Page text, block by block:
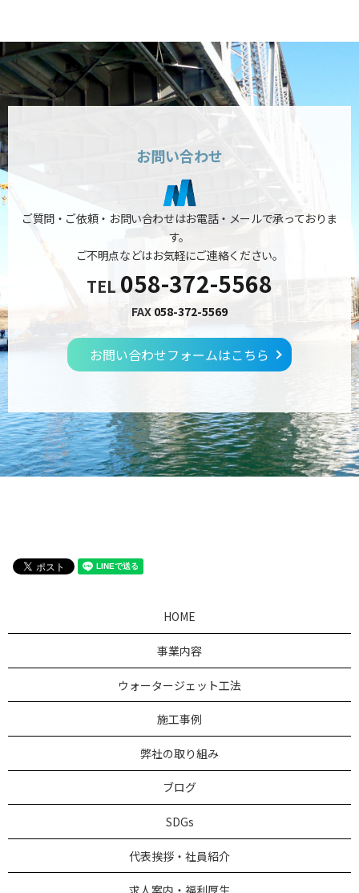
お問い合わせ
ご質問・ご依頼・お問い合わせはお電話・メールで承っておりま
す。
ご不明点などはお気軽にご連絡ください。
TEL 058-372-5568
FAX 058-372-5569
お問い合わせフォームはこちら
HOME
事業内容
ウォータージェット工法
施工事例
弊社の取り組み
ブログ
SDGs
代表挨拶・社員紹介